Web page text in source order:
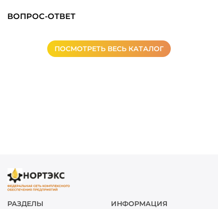
ВОПРОС-ОТВЕТ
ПОСМОТРЕТЬ ВЕСЬ КАТАЛОГ
РАЗДЕЛЫ ИНФОРМАЦИЯ